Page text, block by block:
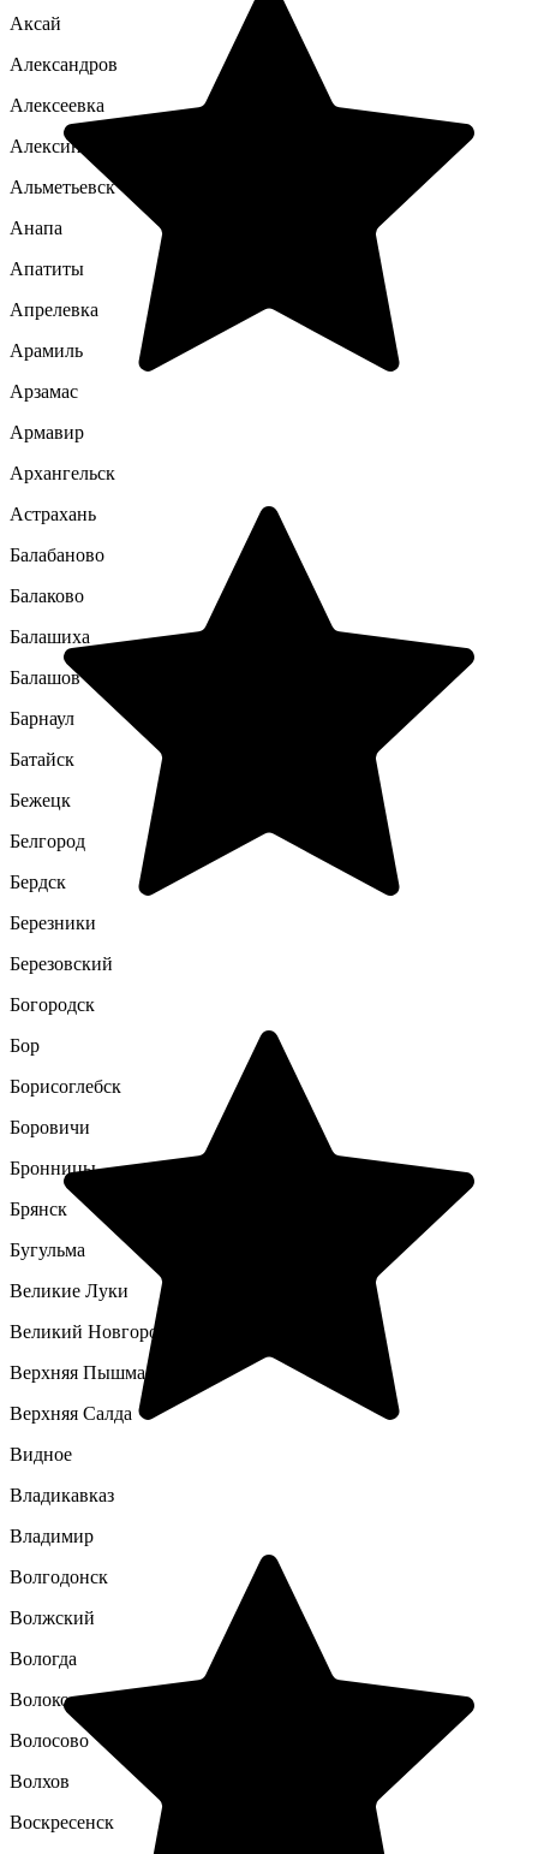
Аксай
Александров
Алексеевка
Алексин
Альметьевск
Анапа
Апатиты
Апрелевка
Арамиль
Арзамас
Армавир
Архангельск
Астрахань
Балабаново
Балаково
Балашиха
Балашов
Барнаул
Батайск
Бежецк
Белгород
Бердск
Березники
Березовский
Богородск
Бор
Борисоглебск
Боровичи
Бронницы
Брянск
Бугульма
Великие Луки
Великий Новгород
Верхняя Пышма
Верхняя Салда
Видное
Владикавказ
Владимир
Волгодонск
Волжский
Вологда
Волоколамск
Волосово
Волхов
Воскресенск